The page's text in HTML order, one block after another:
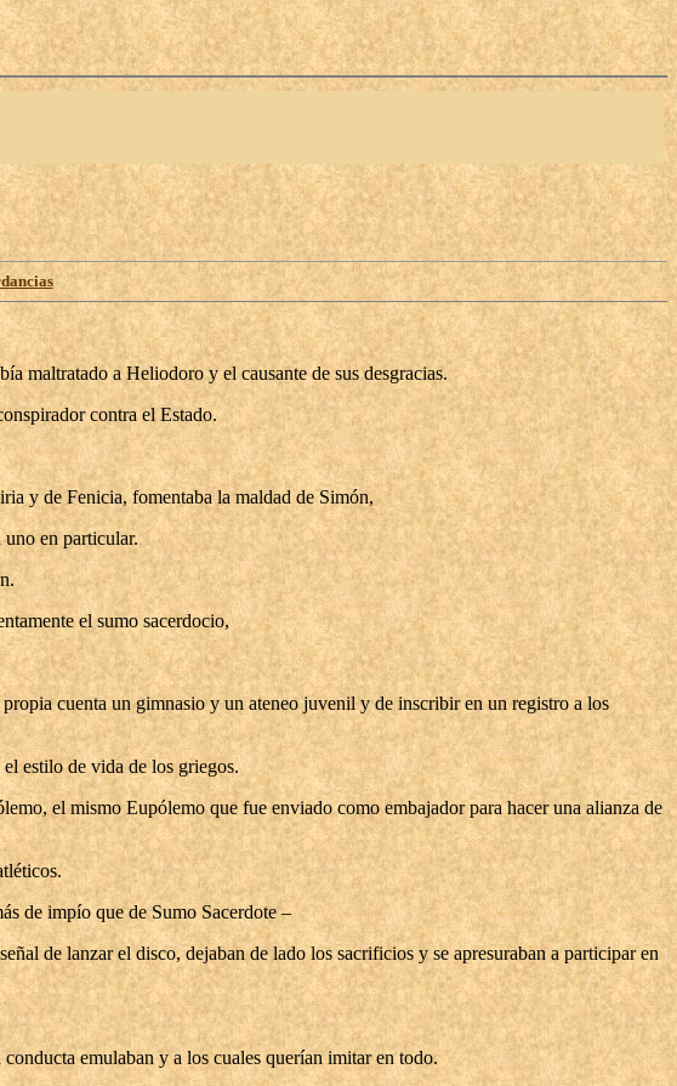
maltratado a Heliodoro y el causante de sus desgracias.
contra el Estado.
y de Fenicia, fomentaba la maldad de Simón,
uno en particular.
el sumo sacerdocio,
cuenta un gimnasio y un ateneo juvenil y de inscribir en un registro a los
estilo de vida de los griegos.
el mismo Eupólemo que fue enviado como embajador para hacer una alianza de
de impío que de Sumo Sacerdote –
de lanzar el disco, dejaban de lado los sacrificios y se apresuraban a participar en
emulaban y a los cuales querían imitar en todo.